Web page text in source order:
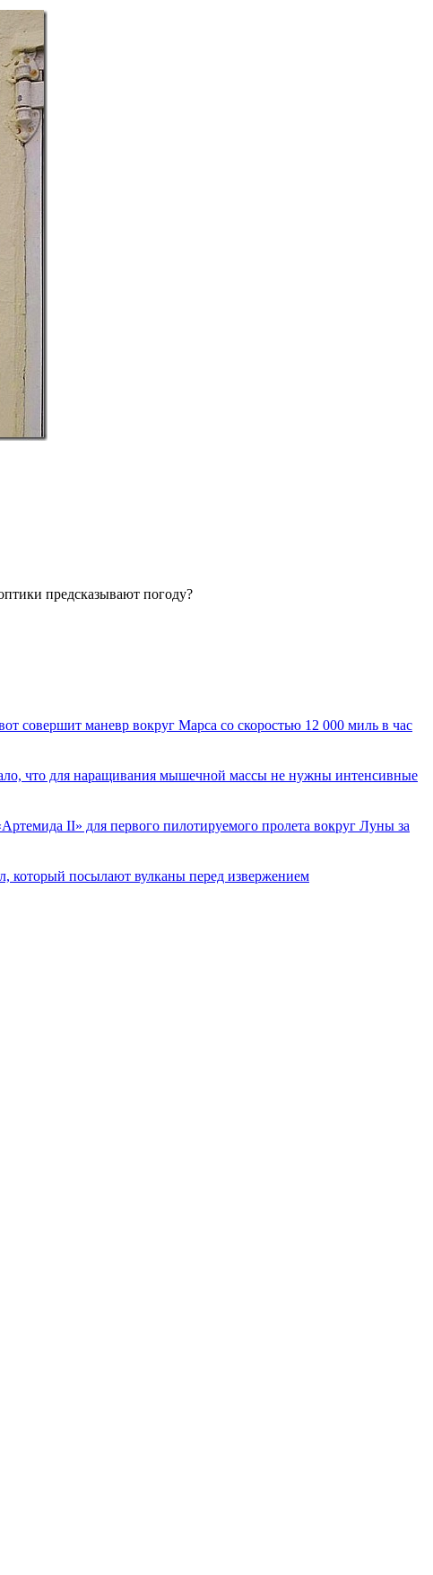
предсказывают погоду?
совершит маневр вокруг Марса со скоростью 12 000 миль в час
что для наращивания мышечной массы не нужны интенсивные
II» для первого пилотируемого пролета вокруг Луны за
который посылают вулканы перед извержением